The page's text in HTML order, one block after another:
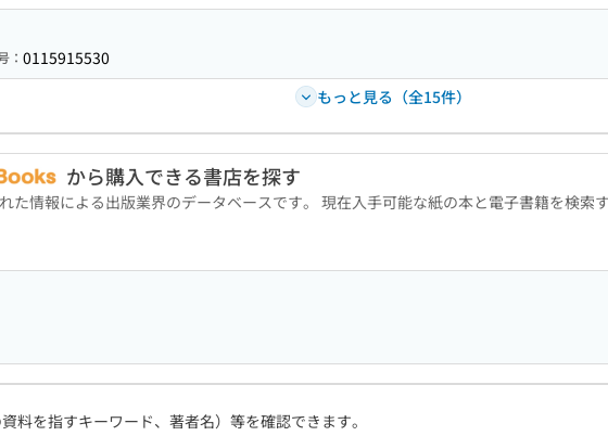
： 0115915530
もっと見る（全15件）
から購入できる書店を探す
た情報による出版業界のデータベースです。 現在入手可能な紙の本と電子書籍を検索
料を指すキーワード、著者名）等を確認できます。